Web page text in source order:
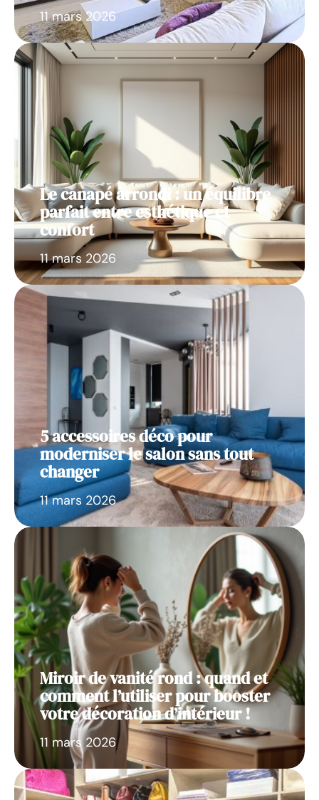
11 mars 2026
Le canapé arrondi : un équilibre
parfait entre esthétique et
confort
11 mars 2026
5 accessoires déco pour
moderniser le salon sans tout
changer
11 mars 2026
Miroir de vanité rond : quand et
comment l’utiliser pour booster
votre décoration d’intérieur !
11 mars 2026